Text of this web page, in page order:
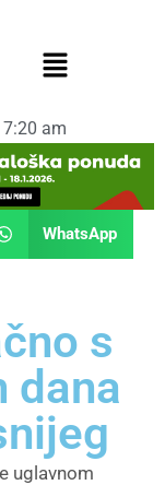
7:20 am
WhatsApp
s
dana
uglavnom